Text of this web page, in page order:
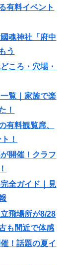
有料イベント
魂神社「府中
う
ころ・穴場・
覧｜家族で楽
！
有料観覧席、
！
開催！クラフ
全ガイド｜見
飛場所が8/28
も間近で体感
！話題の夏イ